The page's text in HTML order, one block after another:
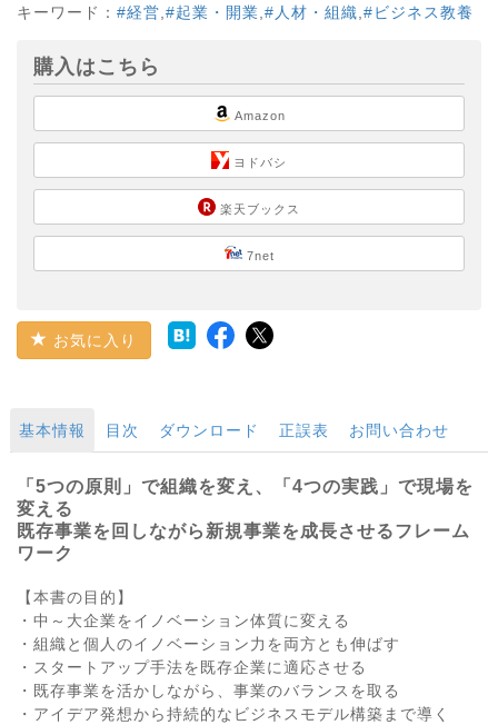
キーワード： #経営 #起業・開業 #人材・組織 #ビジネス教養
購入はこちら
Amazon
ヨドバシ
楽天ブックス
7net
お気に入り
基本情報 目次 ダウンロード 正誤表 お問い合わせ
「5つの原則」で組織を変え、「4つの実践」で現場を
変える
既存事業を回しながら新規事業を成長させるフレーム
ワーク
【本書の目的】
・中～大企業をイノベーション体質に変える
・組織と個人のイノベーション力を両方とも伸ばす
・スタートアップ手法を既存企業に適応させる
・既存事業を活かしながら、事業のバランスを取る
・アイデア発想から持続的なビジネスモデル構築まで導く